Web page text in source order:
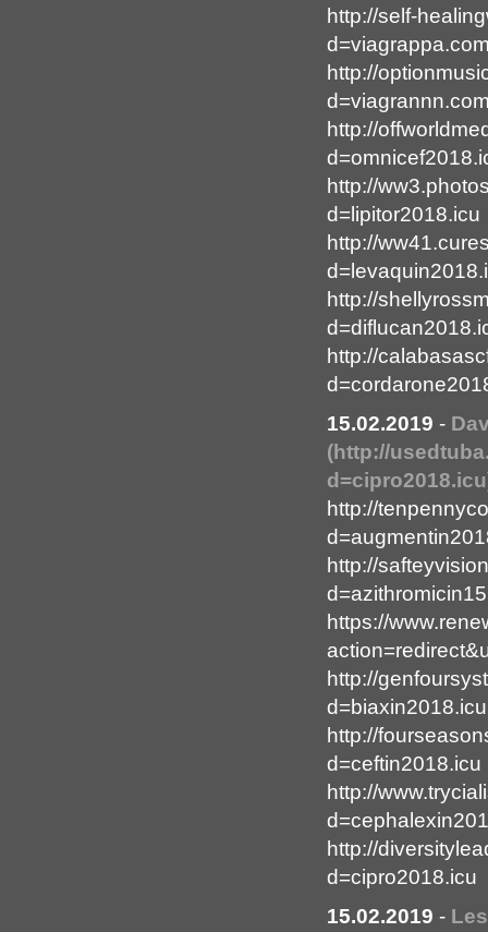
http://self-
http://
http://
http://
d=lipitor2018.icu
http://
http://
http://
15.02.2019 -
(http://
http://
http://
https://
http://
d=biaxin2018.icu
http://
d=ceftin2018.icu
http://
http://
d=cipro2018.icu
15.02.2019 -